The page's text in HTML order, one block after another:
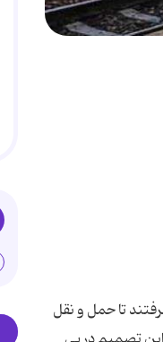
تا حمل و نقل